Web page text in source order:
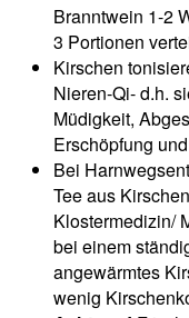
Branntwein 1-2
3 Portionen
Kirschen
Nieren-Qi- d.h.
Müdigkeit,
Erschöpfung
Bei
Tee aus
Klostermedizin/
bei einem
angewärmtes
wenig